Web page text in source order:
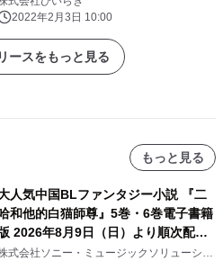
2022年2月3日 10:00
ースをもっと見る
もっと見る
人気中国BLファンタジー小説 『二
和他的白猫師尊』5巻・6巻電子書籍
2026年8月9日（日）より順次配信
始
式会社ソニー・ミュージックソリューショ